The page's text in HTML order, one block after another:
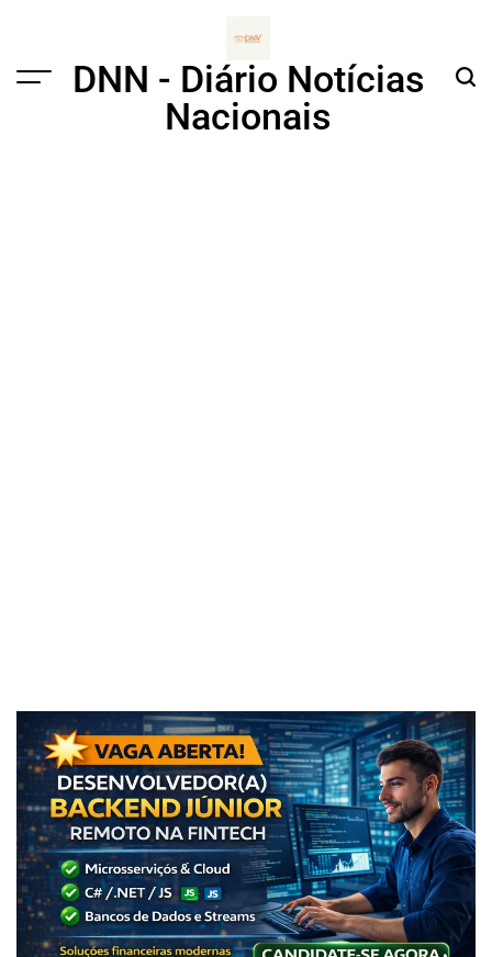
Menu
DNN - Diário Notícias
Nacionais